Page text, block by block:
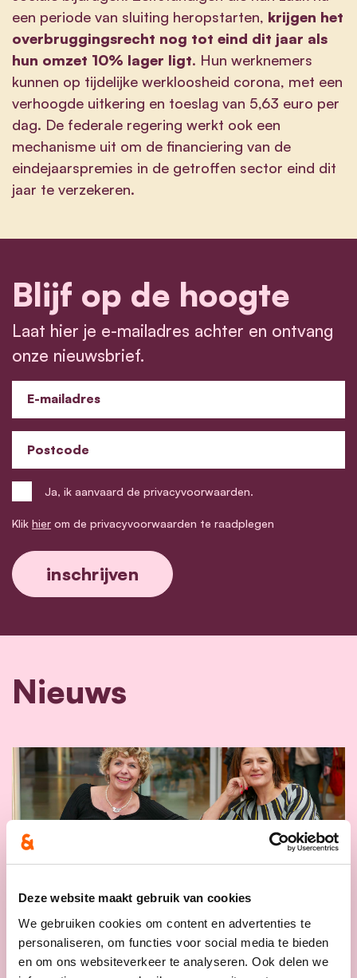
Deze website maakt gebruik van cookies
We gebruiken cookies om content en advertenties te
personaliseren, om functies voor social media te bieden
en om ons websiteverkeer te analyseren. Ook delen we
een periode van sluiting heropstarten, krijgen het
overbruggingsrecht nog tot eind dit jaar als
hun omzet 10% lager ligt. Hun werknemers
kunnen op tijdelijke werkloosheid corona, met een
verhoogde uitkering en toeslag van 5,63 euro per
dag. De federale regering werkt ook een
mechanisme uit om de financiering van de
eindejaarspremies in de getroffen sector eind dit
jaar te verzekeren.
Blijf op de hoogte
Laat hier je e-mailadres achter en ontvang
onze nieuwsbrief.
E-mailadres
Postcode
Ja, ik aanvaard de privacyvoorwaarden.
Klik hier om de privacyvoorwaarden te raadplegen
Nieuws
16/06/26